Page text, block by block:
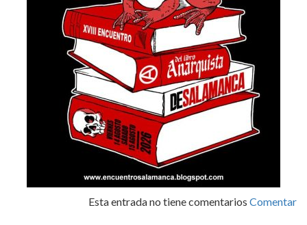
Esta entrada no tiene comentarios Comentar